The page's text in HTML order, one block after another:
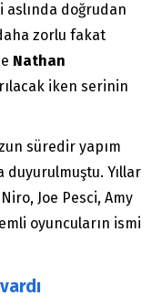
doğrudan
zorlu fakat
Nathan
iken serinin
süredir yapım
duyurulmuştu. Yıllar
Joe Pesci, Amy
oyuncuların ismi